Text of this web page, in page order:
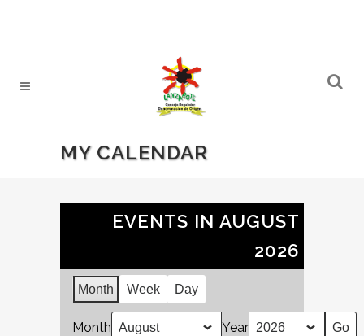
MY CALENDAR
EVENTS IN AUGUST
2026
Month Week Day
Month Year